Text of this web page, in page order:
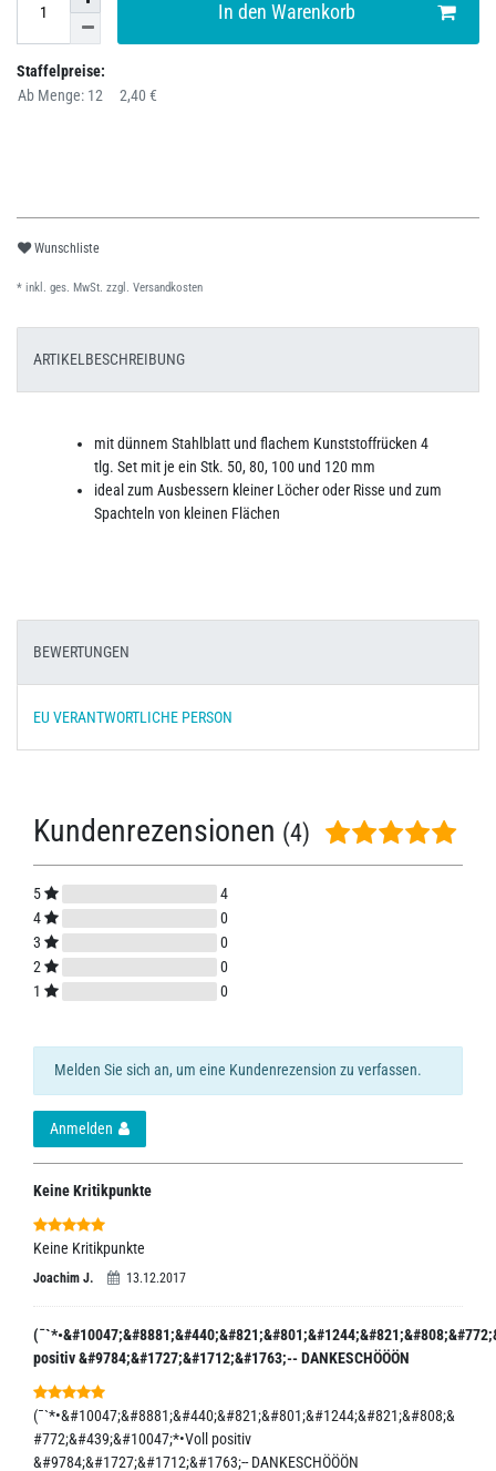
In den Warenkorb
Staffelpreise:
Ab Menge: 12
2,40 €
Wunschliste
* inkl. ges. MwSt. zzgl. Versandkosten
ARTIKELBESCHREIBUNG
mit dünnem Stahlblatt und flachem Kunststoffrücken 4
tlg. Set mit je ein Stk. 50, 80, 100 und 120 mm
ideal zum Ausbessern kleiner Löcher oder Risse und zum
Spachteln von kleinen Flächen
BEWERTUNGEN
EU VERANTWORTLICHE PERSON
Kundenrezensionen (4)
5
4
4
0
3
0
2
0
1
0
Melden Sie sich an, um eine Kundenrezension zu verfassen.
Anmelden
Keine Kritikpunkte
Keine Kritikpunkte
Joachim J. 13.12.2017
positiv &#9784;&#1727;&#1712;&#1763;-- DANKESCHÖÖÖN
(¯`*•&#10047;&#8881;&#440;&#821;&#801;&#1244;&#821;&#808;&
#772;&#439;&#10047;*•Voll positiv
&#9784;&#1727;&#1712;&#1763;-- DANKESCHÖÖÖN